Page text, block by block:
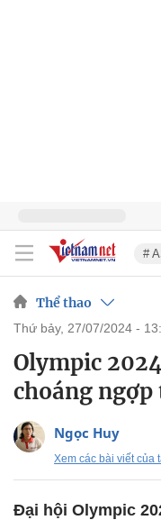
#
Thể thao
thứ bảy, 27/07/2024 -
Olympic
choáng ngợp
Ngọc Huy
Xem các bài viết của
Đại hội Olympic